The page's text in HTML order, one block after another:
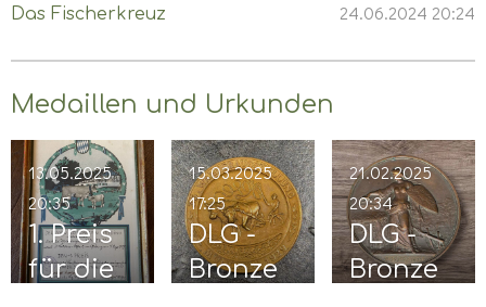
Das Fischerkreuz 24.06.2024 20:24
Medaillen und Urkunden
1. Preis
für die
13.05.2025
20:35
DLG -
Bronze
15.03.2025
17:25
DLG -
Bronze
21.02.2025
20:34